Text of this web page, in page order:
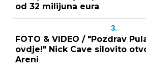
od 32 milijuna eura
3.
FOTO & VIDEO / "Pozdrav
ovdje!" Nick Cave silovito
Areni